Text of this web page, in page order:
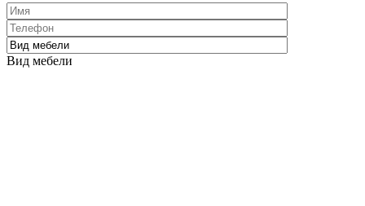
Вид мебели